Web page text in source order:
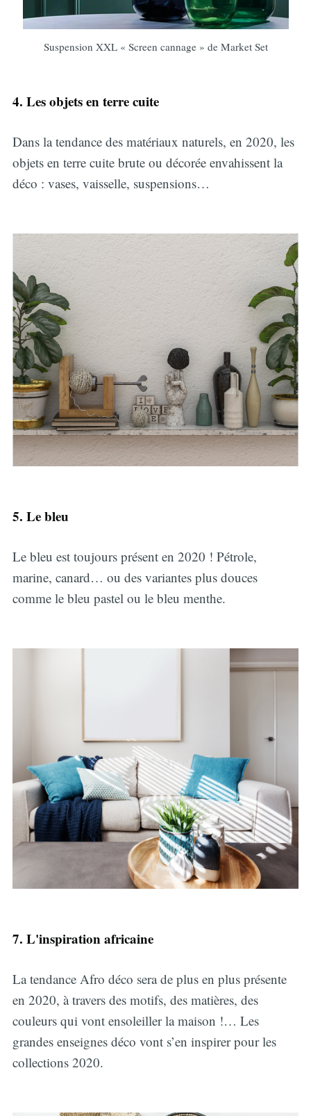
Suspension XXL « Screen cannage » de Market Set
4. Les objets en terre cuite
Dans la tendance des matériaux naturels, en 2020, les
objets en terre cuite brute ou décorée envahissent la
déco : vases, vaisselle, suspensions…
5. Le bleu
Le bleu est toujours présent en 2020 ! Pétrole,
marine, canard… ou des variantes plus douces
comme le bleu pastel ou le bleu menthe.
7. L'inspiration africaine
La tendance Afro déco sera de plus en plus présente
en 2020, à travers des motifs, des matières, des
couleurs qui vont ensoleiller la maison !… Les
grandes enseignes déco vont s’en inspirer pour les
collections 2020.